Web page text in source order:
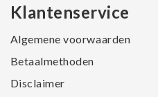
Klantenservice
Algemene voorwaarden
Betaalmethoden
Disclaimer